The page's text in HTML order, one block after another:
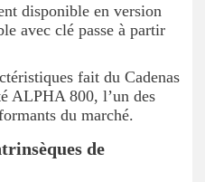
disponible en version
avec clé passe à partir
fait du Cadenas
ALPHA 800, l’un des
du marché.
de